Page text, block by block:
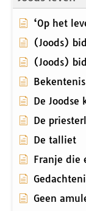
‘Op het
(Joods)
(Joods)
Bekentenis
De Joodse
De
De talliet
Franje die
Geen